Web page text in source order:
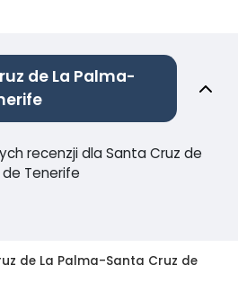
de La Palma-
recenzji dla Santa Cruz de
Tenerife
de La Palma-Santa Cruz de